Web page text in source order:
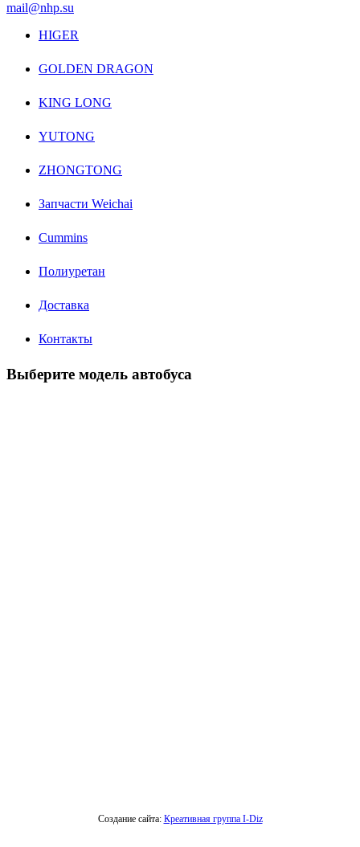
mail@nhp.su
HIGER
GOLDEN DRAGON
KING LONG
YUTONG
ZHONGTONG
Запчасти Weichai
Cummins
Полиуретан
Доставка
Контакты
Выберите модель автобуса
Создание сайта: Креативная группа I-Diz